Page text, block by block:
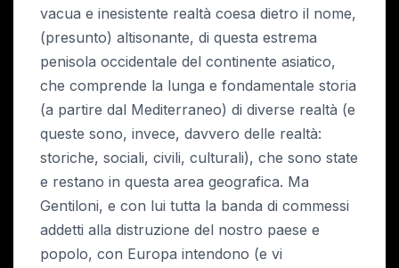
vacua e inesistente realtà coesa dietro il nome,
(presunto) altisonante, di questa estrema
penisola occidentale del continente asiatico,
che comprende la lunga e fondamentale storia
(a partire dal Mediterraneo) di diverse realtà (e
queste sono, invece, davvero delle realtà:
storiche, sociali, civili, culturali), che sono state
e restano in questa area geografica. Ma
Gentiloni, e con lui tutta la banda di commessi
addetti alla distruzione del nostro paese e
popolo, con Europa intendono (e vi